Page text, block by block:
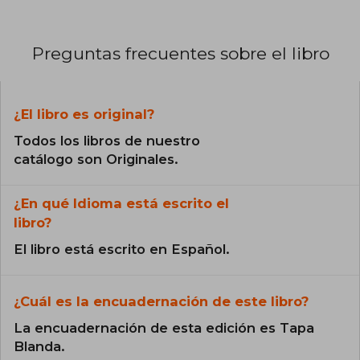
Preguntas frecuentes sobre el libro
¿El libro es original?
Todos los libros de nuestro
catálogo son Originales.
¿En qué Idioma está escrito el
libro?
El libro está escrito en Español.
¿Cuál es la encuadernación de este libro?
La encuadernación de esta edición es Tapa
Blanda.